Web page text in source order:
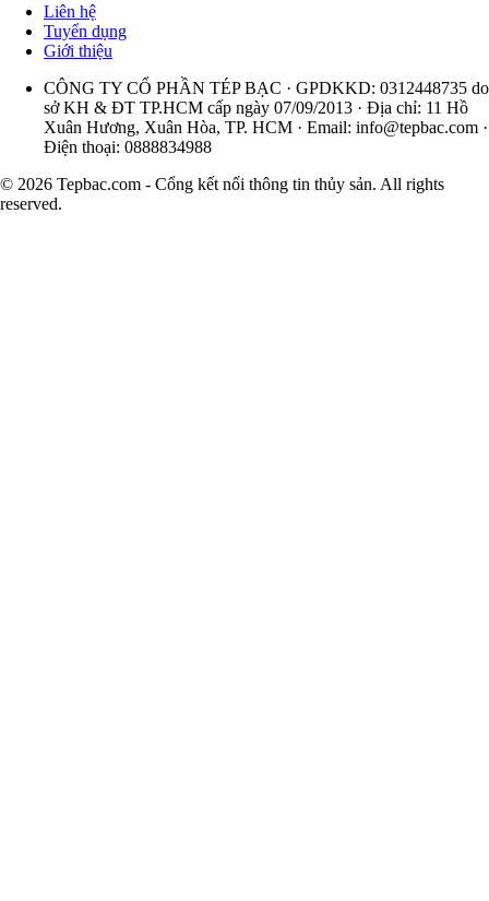
Liên hệ
Tuyển dụng
Giới thiệu
CÔNG TY CỔ PHẦN TÉP BẠC · GPDKKD: 0312448735 do
sở KH & ĐT TP.HCM cấp ngày 07/09/2013 · Địa chỉ: 11 Hồ
Xuân Hương, Xuân Hòa, TP. HCM · Email: info@tepbac.com ·
Điện thoại: 0888834988
© 2026 Tepbac.com - Cổng kết nối thông tin thủy sản. All rights
reserved.